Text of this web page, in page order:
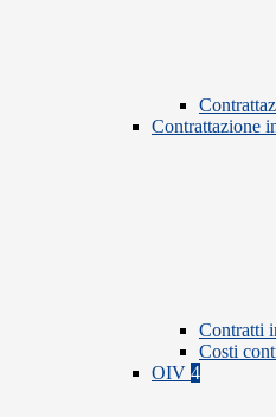
Contrattazione
Contratti
Costi
OIV 4